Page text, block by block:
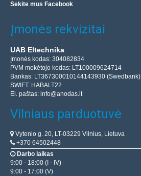
Sekite mus Facebook
Įmonės rekvizitai
UAB Eltechnika
Įmonės kodas: 304082834
PVM mokėtojo kodas: LT100009624714
Bankas: LT367300010144143930 (Swedbank)
SWIFT: HABALT22
El. paštas: info@anodas.lt
Vilniaus parduotuvė
Vytenio g. 20, LT-03229 Vilnius, Lietuva
+370 64502448
Darbo laikas
9:00 - 18:00 (I - IV)
9:00 - 17:00 (V)